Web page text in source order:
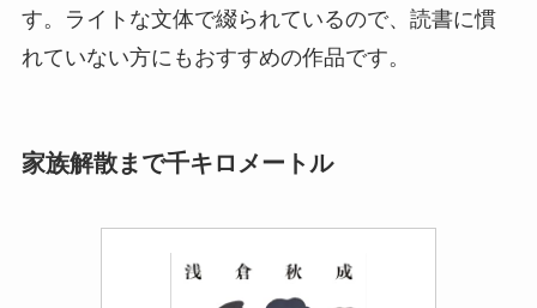
す。ライトな文体で綴られているので、読書に慣
れていない方にもおすすめの作品です。
家族解散まで千キロメートル